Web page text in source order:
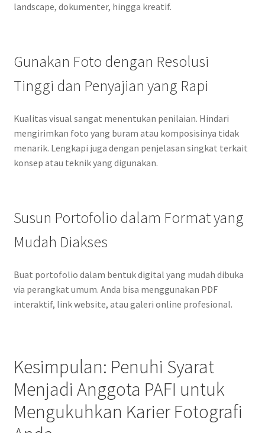
landscape, dokumenter, hingga kreatif.
Gunakan Foto dengan Resolusi
Tinggi dan Penyajian yang Rapi
Kualitas visual sangat menentukan penilaian. Hindari
mengirimkan foto yang buram atau komposisinya tidak
menarik. Lengkapi juga dengan penjelasan singkat terkait
konsep atau teknik yang digunakan.
Susun Portofolio dalam Format yang
Mudah Diakses
Buat portofolio dalam bentuk digital yang mudah dibuka
via perangkat umum. Anda bisa menggunakan PDF
interaktif, link website, atau galeri online profesional.
Kesimpulan: Penuhi Syarat
Menjadi Anggota PAFI untuk
Mengukuhkan Karier Fotografi